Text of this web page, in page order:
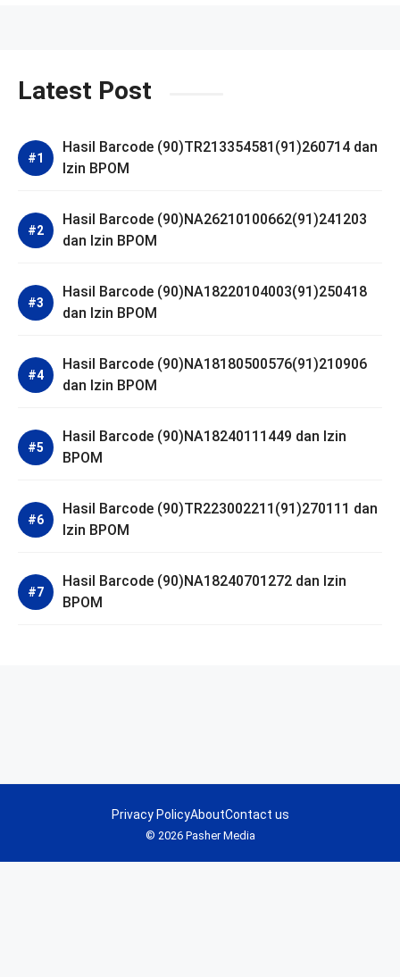
Latest Post
Hasil Barcode (90)TR213354581(91)260714 dan
Izin BPOM
Hasil Barcode (90)NA26210100662(91)241203
dan Izin BPOM
Hasil Barcode (90)NA18220104003(91)250418
dan Izin BPOM
Hasil Barcode (90)NA18180500576(91)210906
dan Izin BPOM
Hasil Barcode (90)NA18240111449 dan Izin
BPOM
Hasil Barcode (90)TR223002211(91)270111 dan
Izin BPOM
Hasil Barcode (90)NA18240701272 dan Izin
BPOM
© 2026 Pasher Media
Privacy PolicyAboutContact us